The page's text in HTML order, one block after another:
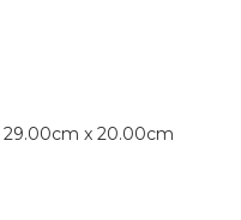
29.00cm x 20.00cm